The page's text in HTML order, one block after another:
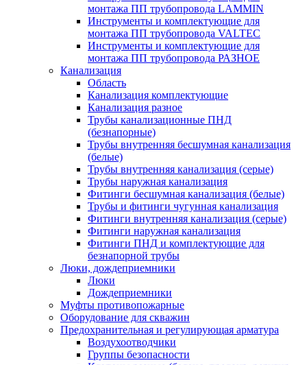
монтажа ПП трубопровода LAMMIN
Инструменты и комплектующие для
монтажа ПП трубопровода VALTEC
Инструменты и комплектующие для
монтажа ПП трубопровода РАЗНОЕ
Канализация
Область
Канализация комплектующие
Канализация разное
Трубы канализационные ПНД
(безнапорные)
Трубы внутренняя бесшумная канализация
(белые)
Трубы внутренняя канализация (серые)
Трубы наружная канализация
Фитинги бесшумная канализация (белые)
Трубы и фитинги чугунная канализация
Фитинги внутренняя канализация (серые)
Фитинги наружная канализация
Фитинги ПНД и комплектующие для
безнапорной трубы
Люки, дождеприемники
Люки
Дождеприемники
Муфты противопожарные
Оборудование для скважин
Предохранительная и регулирующая арматура
Воздухоотводчики
Группы безопасности